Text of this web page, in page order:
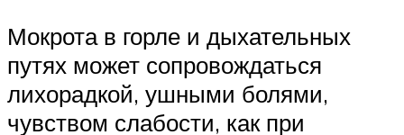
Мокрота в горле и дыхательных
путях может сопровождаться
лихорадкой, ушными болями,
чувством слабости, как при